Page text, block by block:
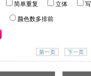
简单重复 立体
颜色数多排前
第一页 下一页